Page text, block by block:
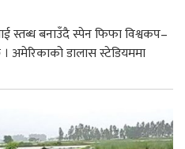
स्तब्ध बनाउँदै स्पेन फिफा विश्वकप–
अमेरिकाको डालास स्टेडियममा